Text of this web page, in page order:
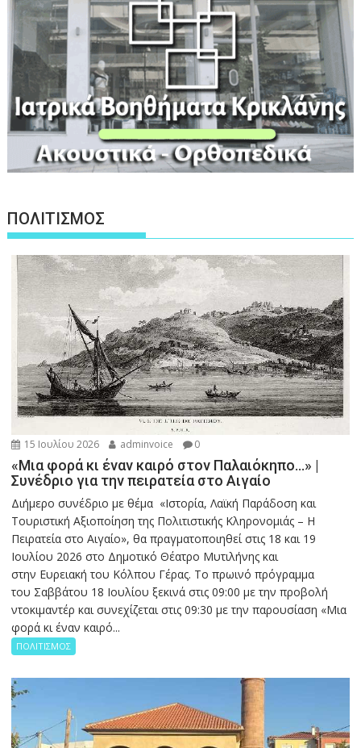
ΠΟΛΙΤΙΣΜΟΣ
15 Ιουλίου 2026 adminvoice 0
«Μια φορά κι έναν καιρό στον Παλαιόκηπο…» |
Συνέδριο για την πειρατεία στο Αιγαίο
Διήμερο συνέδριο με θέμα «Ιστορία, Λαϊκή Παράδοση και
Τουριστική Αξιοποίηση της Πολιτιστικής Κληρονομιάς – Η
Πειρατεία στο Αιγαίο», θα πραγματοποιηθεί στις 18 και 19
Ιουλίου 2026 στο Δημοτικό Θέατρο Μυτιλήνης και
στην Ευρειακή του Κόλπου Γέρας. Το πρωινό πρόγραμμα
του Σαββάτου 18 Ιουλίου ξεκινά στις 09:00 με την προβολή
ντοκιμαντέρ και συνεχίζεται στις 09:30 με την παρουσίαση «Μια
φορά κι έναν καιρό...
ΠΟΛΙΤΙΣΜΟΣ